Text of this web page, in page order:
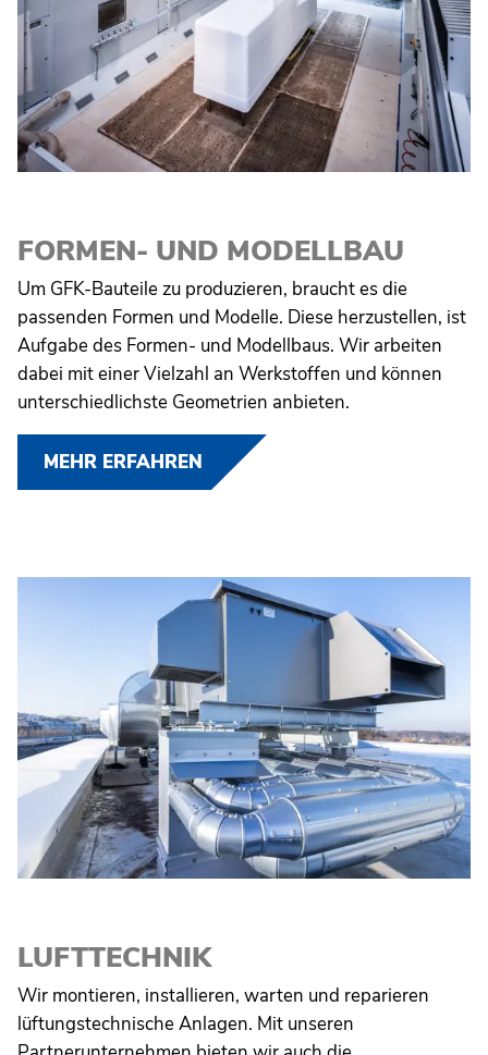
FORMEN- UND MODELLBAU
Um GFK-Bauteile zu produzieren, braucht es die
passenden Formen und Modelle. Diese herzustellen, ist
Aufgabe des Formen- und Modellbaus. Wir arbeiten
dabei mit einer Vielzahl an Werkstoffen und können
unterschiedlichste Geometrien anbieten.
MEHR ERFAHREN
LUFTTECHNIK
Wir montieren, installieren, warten und reparieren
lüftungstechnische Anlagen. Mit unseren